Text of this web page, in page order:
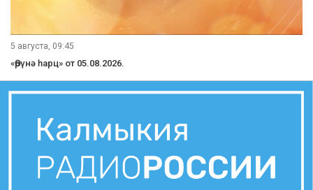
5 августа, 09:45
«Өрүнә һарц» от 05.08.2026.